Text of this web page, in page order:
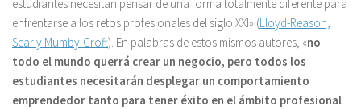
estudiantes necesitan pensar de una forma totalmente diferente para
enfrentarse a los retos profesionales del siglo XXI» (Lloyd-Reason,
Sear y Mumby-Croft). En palabras de estos mismos autores, «no
todo el mundo querrá crear un negocio, pero todos los
estudiantes necesitarán desplegar un comportamiento
emprendedor tanto para tener éxito en el ámbito profesional